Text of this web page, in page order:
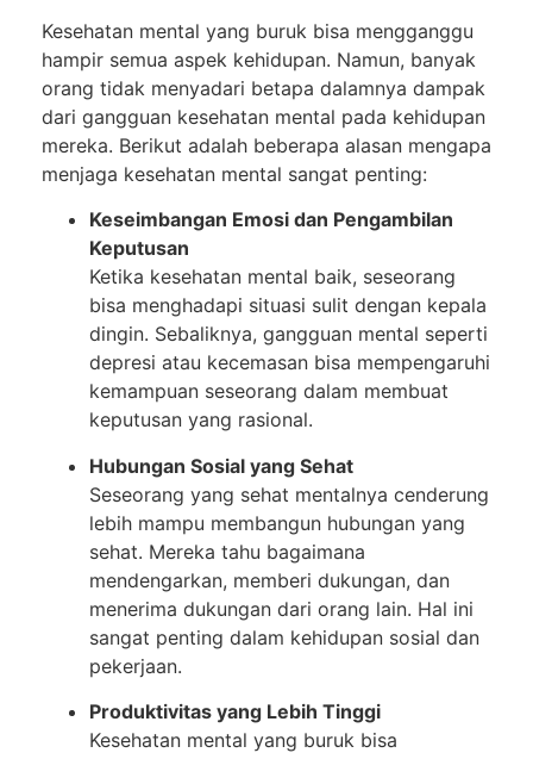
Kesehatan mental yang buruk bisa mengganggu
hampir semua aspek kehidupan. Namun, banyak
orang tidak menyadari betapa dalamnya dampak
dari gangguan kesehatan mental pada kehidupan
mereka. Berikut adalah beberapa alasan mengapa
menjaga kesehatan mental sangat penting:
Keseimbangan Emosi dan Pengambilan
Keputusan
Ketika kesehatan mental baik, seseorang
bisa menghadapi situasi sulit dengan kepala
dingin. Sebaliknya, gangguan mental seperti
depresi atau kecemasan bisa mempengaruhi
kemampuan seseorang dalam membuat
keputusan yang rasional.
Hubungan Sosial yang Sehat
Seseorang yang sehat mentalnya cenderung
lebih mampu membangun hubungan yang
sehat. Mereka tahu bagaimana
mendengarkan, memberi dukungan, dan
menerima dukungan dari orang lain. Hal ini
sangat penting dalam kehidupan sosial dan
pekerjaan.
Produktivitas yang Lebih Tinggi
Kesehatan mental yang buruk bisa